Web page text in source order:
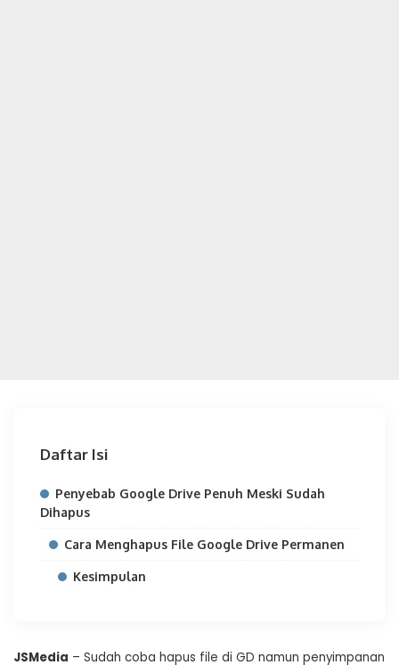
Daftar Isi
Penyebab Google Drive Penuh Meski Sudah
Dihapus
Cara Menghapus File Google Drive Permanen
Kesimpulan
JSMedia – Sudah coba hapus file di GD namun penyimpanan